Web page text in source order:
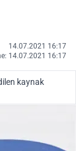
14.07.2021 16:17
14.07.2021 16:17
kaynak